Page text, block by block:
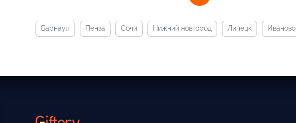
барнаул пенза сочи нижний новгород липецк иваново